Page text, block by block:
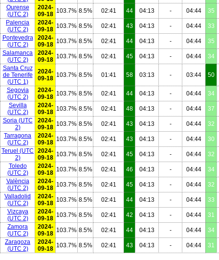
Ourense
(UTC 2)
2024-
09-18 103.7% 8.5% 02:41 44 04:13 - 04:44
35
Palencia
(UTC 2)
2024-
09-18 103.7% 8.5% 02:41 43 04:13 - 04:44
33
Pontevedra
(UTC 2)
2024-
09-18 103.7% 8.5% 02:41 44 04:13 - 04:44
35
Salamanca
(UTC 2)
2024-
09-18 103.7% 8.5% 02:41 45 04:13 - 04:44
34
Santa Cruz
de Tenerife
(UTC 1)
2024-
09-18 103.7% 8.5% 01:41 58 03:13 - 03:44 50
Segovia
(UTC 2)
2024-
09-18 103.7% 8.5% 02:41 44 04:13 - 04:44
34
Sevilla
(UTC 2)
2024-
09-18 103.7% 8.5% 02:41 48 04:13 - 04:44
37
Soria(UTC
2)
2024-
09-18 103.7% 8.5% 02:41 43 04:13 - 04:44
32
Tarragona
(UTC 2)
2024-
09-18 103.7% 8.5% 02:41 43 04:13 - 04:44
30
Teruel (UTC
2)
2024-
09-18 103.7% 8.5% 02:41 45 04:13 - 04:44
32
Toledo
(UTC 2)
2024-
09-18 103.7% 8.5% 02:41 46 04:13 - 04:44
34
València
(UTC 2)
2024-
09-18 103.7% 8.5% 02:41 45 04:13 - 04:44
32
Valladolid
(UTC 2)
2024-
09-18 103.7% 8.5% 02:41 44 04:13 - 04:44
33
Vizcaya
(UTC 2)
2024-
09-18 103.7% 8.5% 02:41 42 04:13 - 04:44
31
Zamora
(UTC 2)
2024-
09-18 103.7% 8.5% 02:41 44 04:13 - 04:44
34
Zaragoza
(UTC 2)
2024-
09-18 103.7% 8.5% 02:41 43 04:13 - 04:44 31